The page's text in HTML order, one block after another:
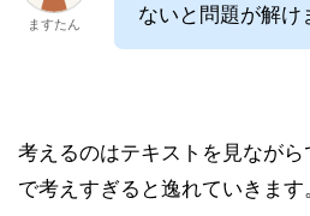
ますたん ないと問題が解け
考えるのはテキストを見なが
で考えすぎると逸れていきます。